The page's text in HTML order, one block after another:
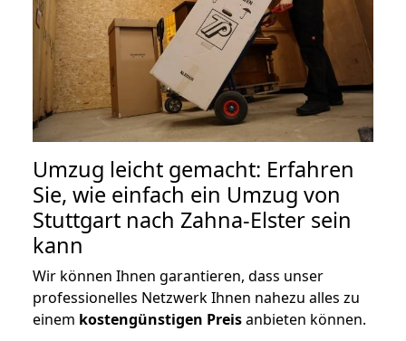
Umzug leicht gemacht: Erfahren
Sie, wie einfach ein Umzug von
Stuttgart nach Zahna-Elster sein
kann
Wir können Ihnen garantieren, dass unser
professionelles Netzwerk Ihnen nahezu alles zu
einem kostengünstigen Preisanbieten können.